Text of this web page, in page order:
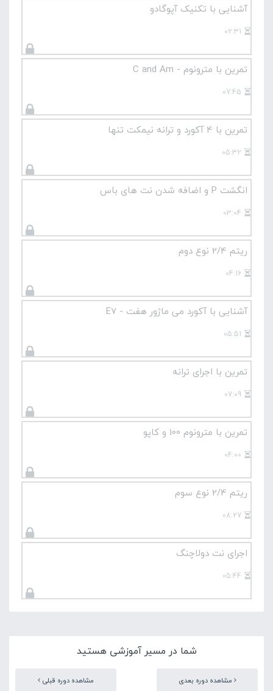
آشنایی با تکنیک آپوگادو
02:31
تمرین با مترونوم - C and Am
07:45
تمرین با 4 آکورد و ترانه نیمکت تنها
05:32
انگشت P و اضافه شدن نت های باس
03:04
ریتم 2/4 نوع دوم
04:16
آشنایی با آکورد می ماژور هفت - E7
05:51
تمرین با اجرای ترانه
07:09
تمرین با مترونوم 100 و کاپو
04:00
ریتم 2/4 نوع سوم
08:27
اجرای نت دولاچنگ
05:44
شما در مسیر آموزشی هستید
مشاهده دوره بعدی مشاهده دوره قبلی